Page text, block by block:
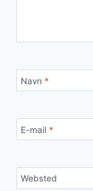
Navn *
E-mail *
Websted